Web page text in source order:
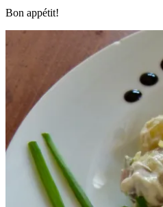
Bon appétit!